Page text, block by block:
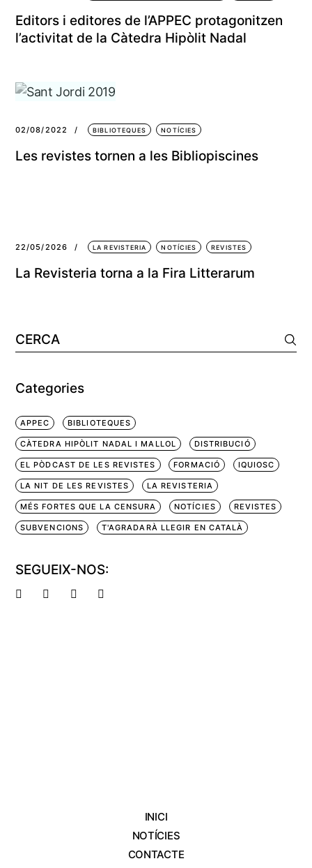
Editors i editores de l’APPEC protagonitzen
l’activitat de la Càtedra Hipòlit Nadal
02/08/2022 BIBLIOTEQUES NOTÍCIES
Les revistes tornen a les Bibliopiscines
22/05/2026 LA REVISTERIA NOTÍCIES REVISTES
La Revisteria torna a la Fira Litterarum
Cerca:
Categories
APPEC BIBLIOTEQUES
CÀTEDRA HIPÒLIT NADAL I MALLOL DISTRIBUCIÓ
EL PÒDCAST DE LES REVISTES FORMACIÓ IQUIOSC
LA NIT DE LES REVISTES LA REVISTERIA
MÉS FORTES QUE LA CENSURA NOTÍCIES REVISTES
SUBVENCIONS T'AGRADARÀ LLEGIR EN CATALÀ
SEGUEIX-NOS:
INICI
NOTÍCIES
CONTACTE